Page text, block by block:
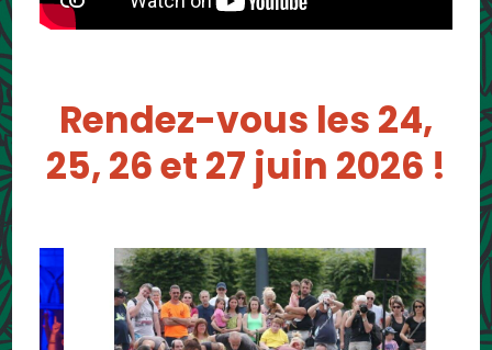
Rendez-vous les 24,
25, 26 et 27 juin 2026 !